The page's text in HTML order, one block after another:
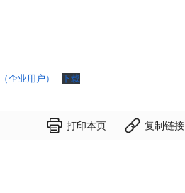
企业用户） 下载
 打印本页  复制链接